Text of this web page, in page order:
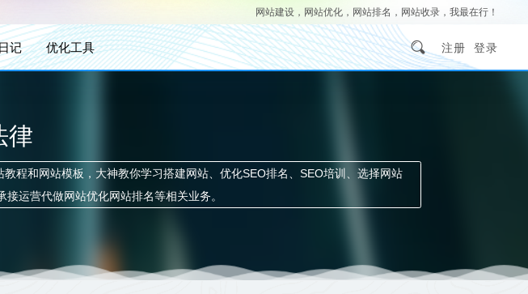
网站建设，网站优化，网站排名，网站收录，我最在行！
记 优化工具 注册 登录
律
程和网站模板，大神教你学习搭建网站、优化SEO排名、SEO培训、选择网站
运营代做网站优化网站排名等相关业务。